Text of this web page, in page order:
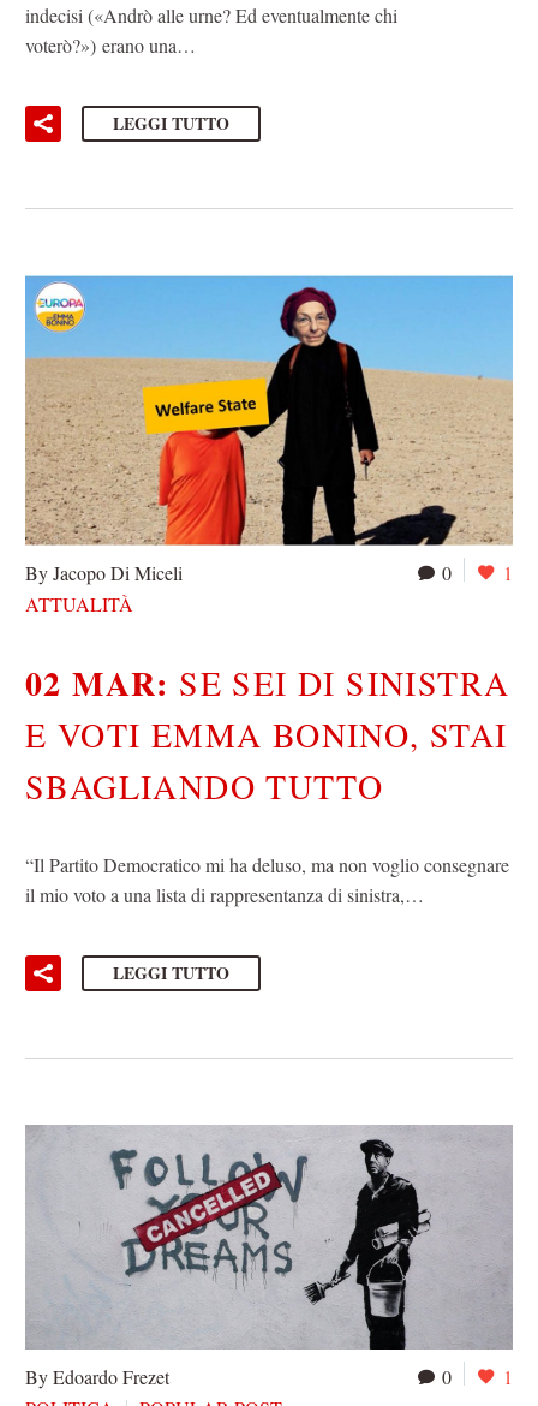
indecisi («Andrò alle urne? Ed eventualmente chi
voterò?») erano una…
LEGGI TUTTO
0 1
By Jacopo Di Miceli
ATTUALITÀ
02 MAR: SE SEI DI SINISTRA
E VOTI EMMA BONINO, STAI
SBAGLIANDO TUTTO
“Il Partito Democratico mi ha deluso, ma non voglio consegnare
il mio voto a una lista di rappresentanza di sinistra,…
LEGGI TUTTO
0 1
By Edoardo Frezet